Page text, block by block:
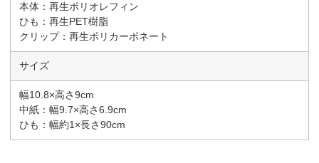
本体：再生ポリオレフィン
ひも：再生PET樹脂
クリップ：再生ポリカーボネート
サイズ
幅10.8×高さ9cm
中紙：幅9.7×高さ6.9cm
ひも：幅約1×長さ90cm